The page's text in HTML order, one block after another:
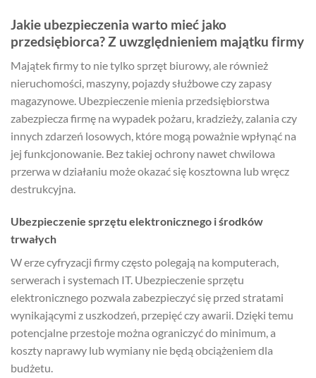
Jakie ubezpieczenia warto mieć jako
przedsiębiorca? Z uwzględnieniem majątku firmy
Majątek firmy to nie tylko sprzęt biurowy, ale również
nieruchomości, maszyny, pojazdy służbowe czy zapasy
magazynowe. Ubezpieczenie mienia przedsiębiorstwa
zabezpiecza firmę na wypadek pożaru, kradzieży, zalania czy
innych zdarzeń losowych, które mogą poważnie wpłynąć na
jej funkcjonowanie. Bez takiej ochrony nawet chwilowa
przerwa w działaniu może okazać się kosztowna lub wręcz
destrukcyjna.
Ubezpieczenie sprzętu elektronicznego i środków
trwałych
W erze cyfryzacji firmy często polegają na komputerach,
serwerach i systemach IT. Ubezpieczenie sprzętu
elektronicznego pozwala zabezpieczyć się przed stratami
wynikającymi z uszkodzeń, przepięć czy awarii. Dzięki temu
potencjalne przestoje można ograniczyć do minimum, a
koszty naprawy lub wymiany nie będą obciążeniem dla
budżetu.